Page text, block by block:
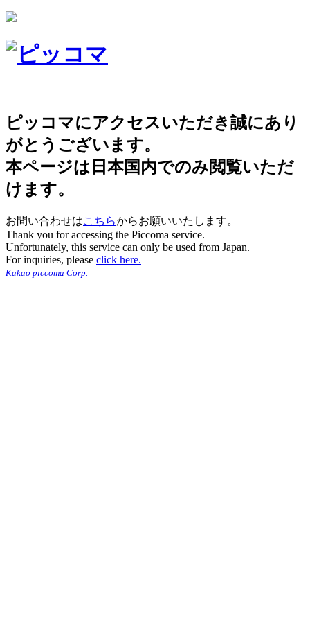
ピッコマにアクセスいただき誠にあり
がとうございます。
本ページは日本国内でのみ閲覧いただ
けます。
お問い合わせはこちらからお願いいたします。
Thank you for accessing the Piccoma service.
Unfortunately, this service can only be used from Japan.
For inquiries, please click here.
Kakao piccoma Corp.